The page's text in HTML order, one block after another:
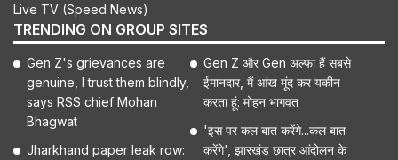
Live TV (Speed News)
TRENDING ON GROUP SITES
Gen Z's grievances are
genuine, I trust them blindly,
says RSS chief Mohan
Bhagwat
Jharkhand paper leak row:
Gen Z और Gen अल्फा हैं सबसे
ईमानदार, मैं आंख मूंद कर यकीन
करता हूं: मोहन भागवत
'इस पर कल बात करेंगे...कल बात
करेंगे', झारखंड छात्र आंदोलन के